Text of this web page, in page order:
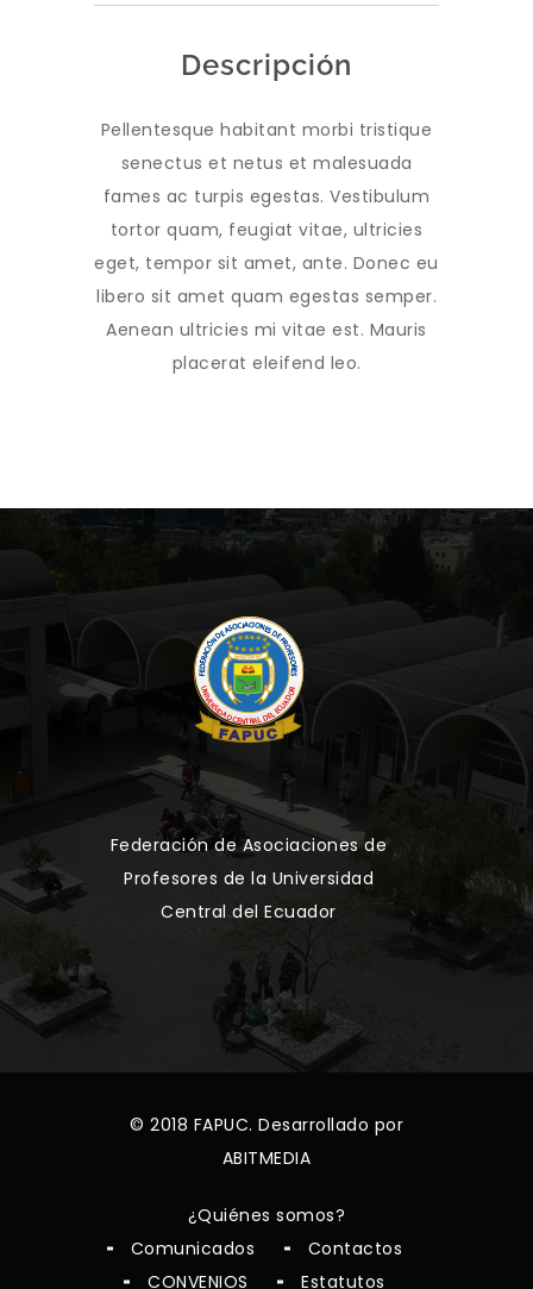
Descripción
Pellentesque habitant morbi tristique
senectus et netus et malesuada
fames ac turpis egestas. Vestibulum
tortor quam, feugiat vitae, ultricies
eget, tempor sit amet, ante. Donec eu
libero sit amet quam egestas semper.
Aenean ultricies mi vitae est. Mauris
placerat eleifend leo.
Federación de Asociaciones de
Profesores de la Universidad
Central del Ecuador
© 2018 FAPUC. Desarrollado por
ABITMEDIA
¿Quiénes somos?
Comunicados
Contactos
CONVENIOS
Estatutos